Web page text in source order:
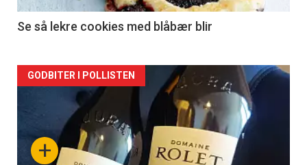
2
Se så lekre cookies med blåbær blir
Forsiden
akkurat
nå+
GODBITER I POLLISTEN